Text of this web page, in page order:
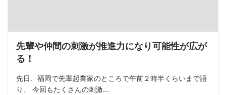
先輩や仲間の刺激が推進力になり可能性が広が
る！
先日、福岡で先輩起業家のところで午前２時半くらいまで語
り、 今回もたくさんの刺激...